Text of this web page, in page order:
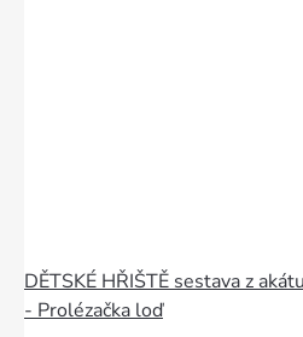
DĚTSKÉ HŘIŠTĚ sestava z akátu
- Prolézačka loď